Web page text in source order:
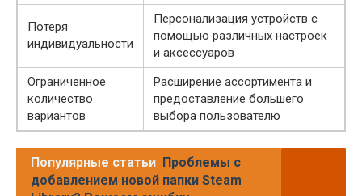
Потеря
индивидуальности
Персонализация устройств с
помощью различных настроек
и аксессуаров
Ограниченное
количество
вариантов
Расширение ассортимента и
предоставление большего
выбора пользователю
Популярные статьи Проблемы с
добавлением новой папки Steam